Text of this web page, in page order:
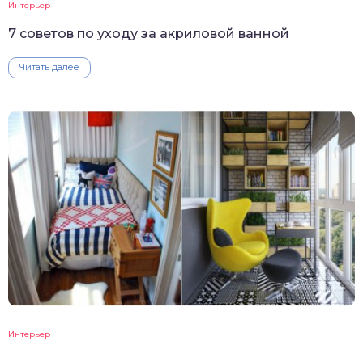
Интерьер
7 советов по уходу за акриловой ванной
Читать далее
Интерьер